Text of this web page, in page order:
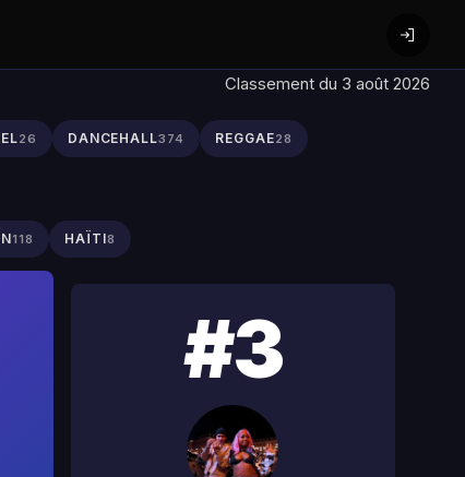
Classement du 3 août 2026
26 DANCEHALL374 REGGAE28
118 HAÏTI8
#3